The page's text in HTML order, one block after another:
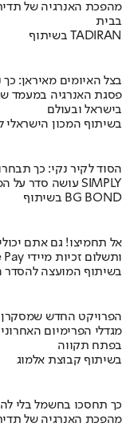
מהפכת האנרגיה של
בבית
בשיתוף TADIRAN
בצל האיומים מאיראן:
פסגת האנרגיה במעמד
בישראל ובעולם
בשיתוף המכון הישראלי
הסוד לקיר נקי: כך
מומחה BG BOND עושה סדר על המדפים ומציג את מותג הצבע SIMPLY
בשיתוף BG BOND
אל תחמיצו! גם אתם
יחסי הימור משופרים, הפקדות ב-Apple Pay ותשלום זכיות מיידי
בשיתוף המועצה להסדר
הפרויקט החדש
בפתח תקווה
בשיתוף קבוצת אלמוג
כך תחסכו בחשמל בלי
מהפכת האנרגיה של